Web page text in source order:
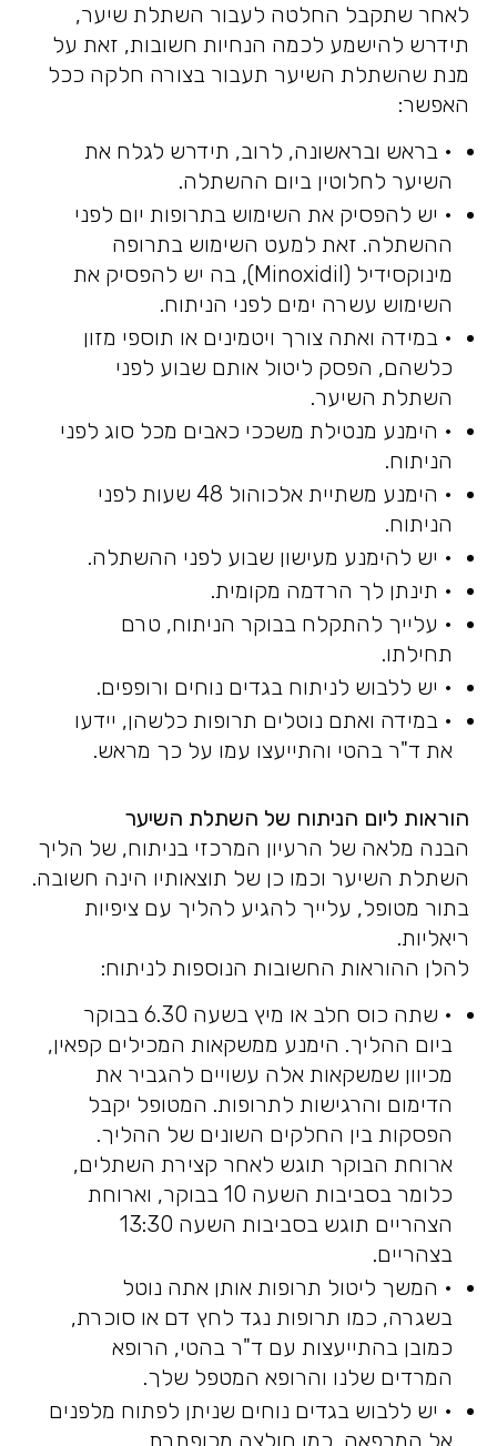
לאחר שתקבל החלטה לעבור השתלת שיער,
תידרש להישמע לכמה הנחיות חשובות, זאת על
מנת שהשתלת השיער תעבור בצורה חלקה ככל
האפשר:
• בראש ובראשונה, לרוב, תידרש לגלח את
השיער לחלוטין ביום ההשתלה.
• יש להפסיק את השימוש בתרופות יום לפני
ההשתלה. זאת למעט השימוש בתרופה
מינוקסידיל (Minoxidil), בה יש להפסיק את
השימוש עשרה ימים לפני הניתוח.
• במידה ואתה צורך ויטמינים או תוספי מזון
כלשהם, הפסק ליטול אותם שבוע לפני
השתלת השיער.
• הימנע מנטילת משככי כאבים מכל סוג לפני
הניתוח.
• הימנע משתיית אלכוהול 48 שעות לפני
הניתוח.
• יש להימנע מעישון שבוע לפני ההשתלה.
• תינתן לך הרדמה מקומית.
• עלייך להתקלח בבוקר הניתוח, טרם
תחילתו.
• יש ללבוש לניתוח בגדים נוחים ורופפים.
• במידה ואתם נוטלים תרופות כלשהן, יידעו
את ד"ר בהטי והתייעצו עמו על כך מראש.
הוראות ליום הניתוח של השתלת השיער
הבנה מלאה של הרעיון המרכזי בניתוח, של הליך
השתלת השיער וכמו כן של תוצאותיו הינה חשובה.
בתור מטופל, עלייך להגיע להליך עם ציפיות
ריאליות.
להלן ההוראות החשובות הנוספות לניתוח:
• שתה כוס חלב או מיץ בשעה 6.30 בבוקר
ביום ההליך. הימנע ממשקאות המכילים קפאין,
מכיוון שמשקאות אלה עשויים להגביר את
הדימום והרגישות לתרופות. המטופל יקבל
הפסקות בין החלקים השונים של ההליך.
ארוחת הבוקר תוגש לאחר קצירת השתלים,
כלומר בסביבות השעה 10 בבוקר, וארוחת
הצהריים תוגש בסביבות השעה 13:30
בצהריים.
• המשך ליטול תרופות אותן אתה נוטל
בשגרה, כמו תרופות נגד לחץ דם או סוכרת,
כמובן בהתייעצות עם ד"ר בהטי, הרופא
המרדים שלנו והרופא המטפל שלך.
• יש ללבוש בגדים נוחים שניתן לפתוח מלפנים
אל המרפאה, כמו חולצה מכופתרת.